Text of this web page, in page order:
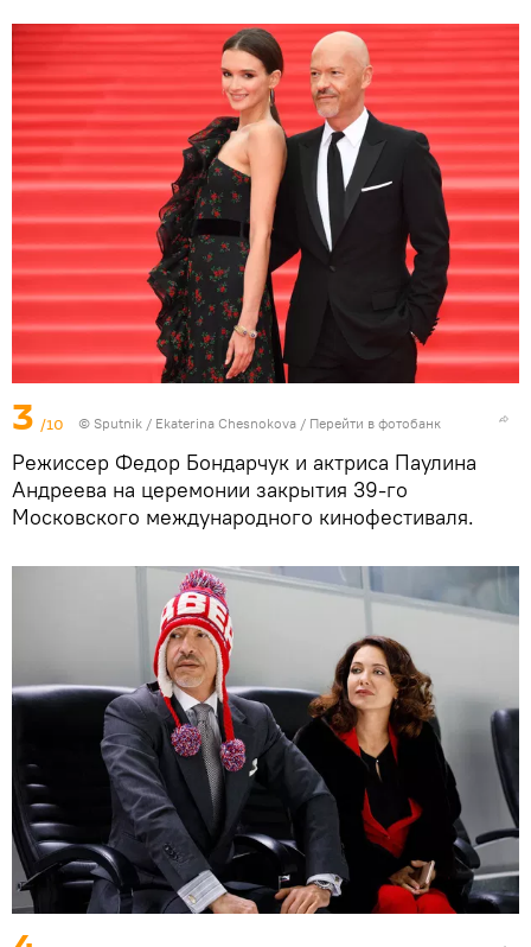
3 /10 © Sputnik / Ekaterina Chesnokova / Перейти в фотобанк
Режиссер Федор Бондарчук и актриса Паулина
Андреева на церемонии закрытия 39-го
Московского международного кинофестиваля.